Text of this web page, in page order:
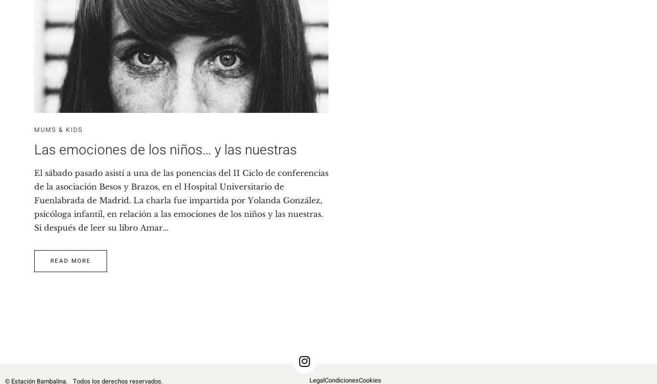
MUMS & KIDS
Las emociones de los niños… y las nuestras
El sábado pasado asistí a una de las ponencias del II Ciclo de conferencias
de la asociación Besos y Brazos, en el Hospital Universitario de
Fuenlabrada de Madrid. La charla fue impartida por Yolanda González,
psicóloga infantil, en relación a las emociones de los niños y las nuestras.
Si después de leer su libro Amar...
READ MORE
© Estación Bambalina. Todos los derechos reservados. LegalCondicionesCookies